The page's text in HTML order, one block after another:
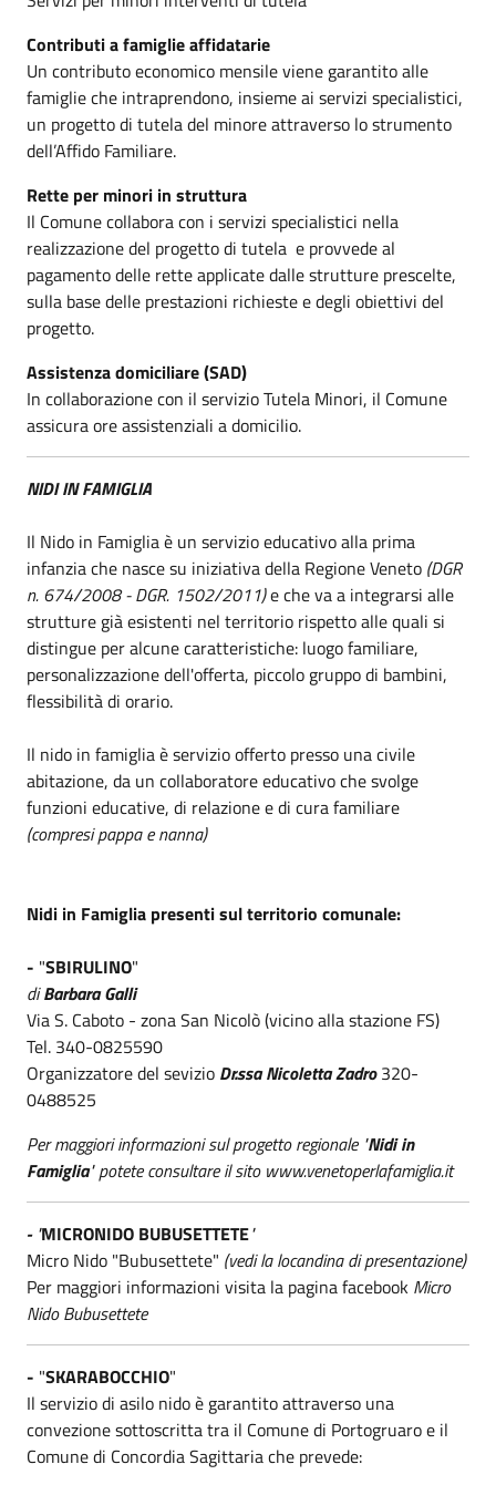
Contributi a famiglie affidatarie
Un contributo economico mensile viene garantito alle
famiglie che intraprendono, insieme ai servizi specialistici,
un progetto di tutela del minore attraverso lo strumento
dell’Affido Familiare.
Rette per minori in struttura
Il Comune collabora con i servizi specialistici nella
realizzazione del progetto di tutela e provvede al
pagamento delle rette applicate dalle strutture prescelte,
sulla base delle prestazioni richieste e degli obiettivi del
progetto.
Assistenza domiciliare (SAD)
In collaborazione con il servizio Tutela Minori, il Comune
assicura ore assistenziali a domicilio.
NIDI IN FAMIGLIA
Il Nido in Famiglia è un servizio educativo alla prima
infanzia che nasce su iniziativa della Regione Veneto (DGR
n. 674/2008 - DGR. 1502/2011)e che va a integrarsi alle
strutture già esistenti nel territorio rispetto alle quali si
distingue per alcune caratteristiche: luogo familiare,
personalizzazione dell'offerta, piccolo gruppo di bambini,
flessibilità di orario.
Il nido in famiglia è servizio offerto presso una civile
abitazione, da un collaboratore educativo che svolge
funzioni educative, di relazione e di cura familiare
(compresi pappa e nanna)
Nidi in Famiglia presenti sul territorio comunale:
- "SBIRULINO"
diBarbara Galli
Via S. Caboto - zona San Nicolò (vicino alla stazione FS)
Tel. 340-0825590
Organizzatore del sevizio Dr.ssa Nicoletta Zadro320-
0488525
Per maggiori informazioni sul progetto regionale "Nidi in
Famiglia" potete consultare il sito www.venetoperlafamiglia.it
-"MICRONIDO BUBUSETTETE"
Micro Nido "Bubusettete" (vedi la locandina di presentazione)
Per maggiori informazioni visita la pagina facebook Micro
Nido Bubusettete
- "SKARABOCCHIO"
Il servizio di asilo nido è garantito attraverso una
convezione sottoscritta tra il Comune di Portogruaro e il
Comune di Concordia Sagittaria che prevede: